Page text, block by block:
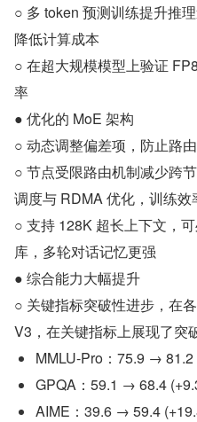
○ 多 token 预测训练提升推
降低计算成本
○ 在超大规模模型上验证
率
● 优化的 MoE 架构
○ 动态调整偏差项，防止路
○ 节点受限路由机制减少跨
调度与 RDMA 优化，训练效
○ 支持 128K 超长上下文，
库，多轮对话记忆更强
● 综合能力大幅提升
○ 关键指标突破性进步，在
V3，在关键指标上展现了突
MMLU-Pro：75.9 → 81.2
GPQA：59.1 → 68.4
AIME：39.6 → 59.4